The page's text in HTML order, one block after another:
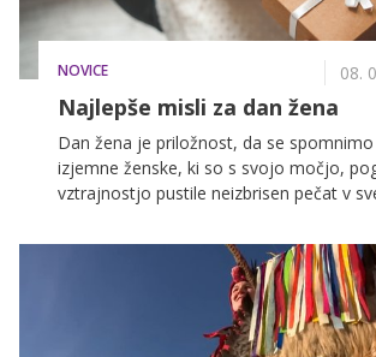
skoraj tremi leti rodno Prekmurje
življenje in delo na Tenerifu.
NOVICE 08.
Najlepše misli za dan žena
Dan žena je priložnost, da se spomnimo
izjemne ženske, ki so s svojo močjo,
vztrajnostjo pustile neizbrisen pečat v